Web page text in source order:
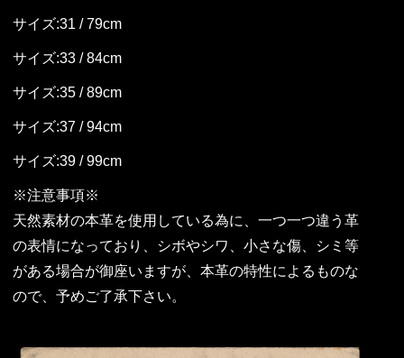
サイズ:31 / 79cm
サイズ:33 / 84cm
サイズ:35 / 89cm
サイズ:37 / 94cm
サイズ:39 / 99cm
※注意事項※
天然素材の本革を使用している為に、一つ一つ違う革
の表情になっており、シボやシワ、小さな傷、シミ等
がある場合が御座いますが、本革の特性によるものな
ので、予めご了承下さい。